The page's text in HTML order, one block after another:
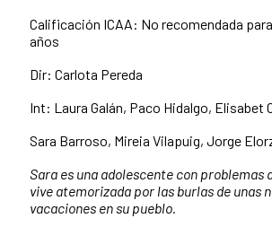
Calificación ICAA: No recomendada
años
Dir: Carlota Pereda
Int: Laura Galán, Paco Hidalgo, Elisabet
Sara Barroso, Mireia Vilapuig, Jorge
Sara es una adolescente con problemas
vive atemorizada por las burlas de unas
vacaciones en su pueblo.